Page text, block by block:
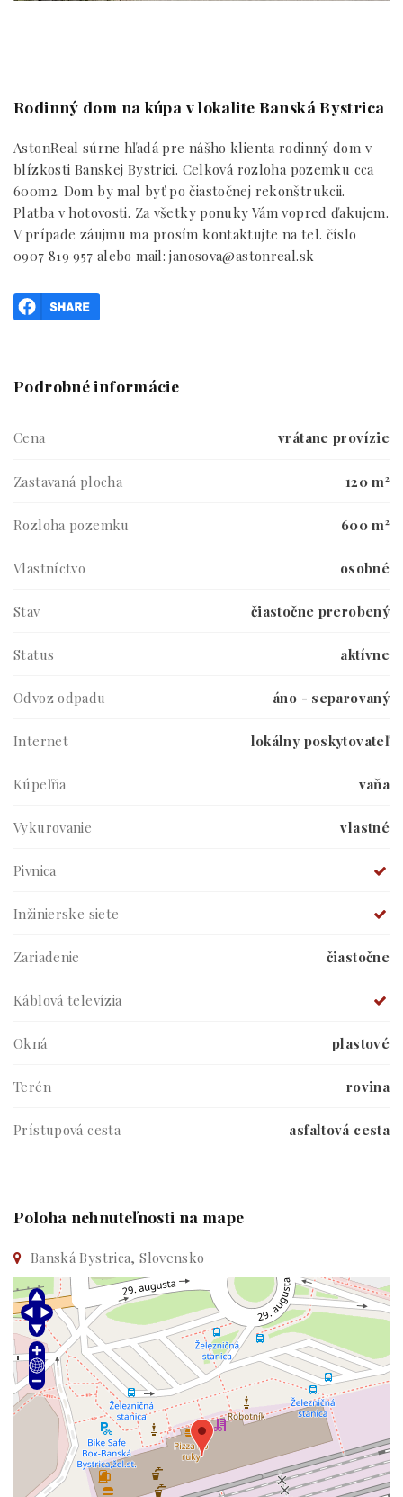
Rodinný dom na kúpa v lokalite Banská Bystrica
AstonReal súrne hľadá pre nášho klienta rodinný dom v
blízkosti Banskej Bystrici. Celková rozloha pozemku cca
600m2. Dom by mal byť po čiastočnej rekonštrukcii.
Platba v hotovosti. Za všetky ponuky Vám vopred ďakujem.
V prípade záujmu ma prosím kontaktujte na tel. číslo
0907 819 957 alebo mail: janosova@astonreal.sk
Podrobné informácie
Cena vrátane provízie
Zastavaná plocha 120 m²
Rozloha pozemku 600 m²
Vlastníctvo osobné
Stav čiastočne prerobený
Status aktívne
Odvoz odpadu áno - separovaný
Internet lokálny poskytovateľ
Kúpeľňa vaňa
Vykurovanie vlastné
Pivnica
Inžinierske siete
Zariadenie čiastočne
Káblová televízia
Okná plastové
Terén rovina
Prístupová cesta asfaltová cesta
Poloha nehnuteľnosti na mape
Banská Bystrica, Slovensko